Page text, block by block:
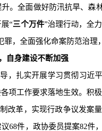
。全面做好防汛抗旱、
“三个万件”治理行动，全
罪，全面强化命案防范治理
自身建设不断加强
，扎实开展学习贯彻习近
项工作要求落地生效。积
改革，实现行政争议发案
议68件，政协委员提案82件